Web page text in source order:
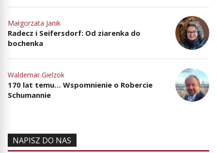
Małgorzata Janik
Radecz i Seifersdorf: Od ziarenka do
bochenka
Waldemar Gielzok
170 lat temu… Wspomnienie o Robercie
Schumannie
NAPISZ DO NAS